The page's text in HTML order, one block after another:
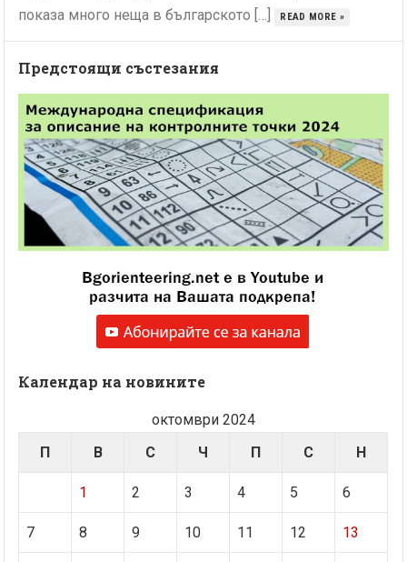
показа много неща в българското […]
READ MORE »
Предстоящи състезания
Календар на новините
октомври 2024
П
В С Ч П С Н
1 2 3 4 5 6
7 8 9 10 11 12 13